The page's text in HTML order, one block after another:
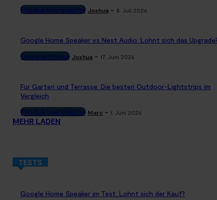
Produktvergleiche Joshua - 8. Juli 2026
Google Home Speaker vs Nest Audio: Lohnt sich das
Google Home Joshua - 17. Juni 2026
Für Garten und Terrasse: Die besten Outdoor-Lightstrips im
Vergleich
Produktvergleiche Marc - 1. Juni 2026
MEHR LADEN
TESTS
Google Home Speaker im Test: Lohnt sich der Kauf?